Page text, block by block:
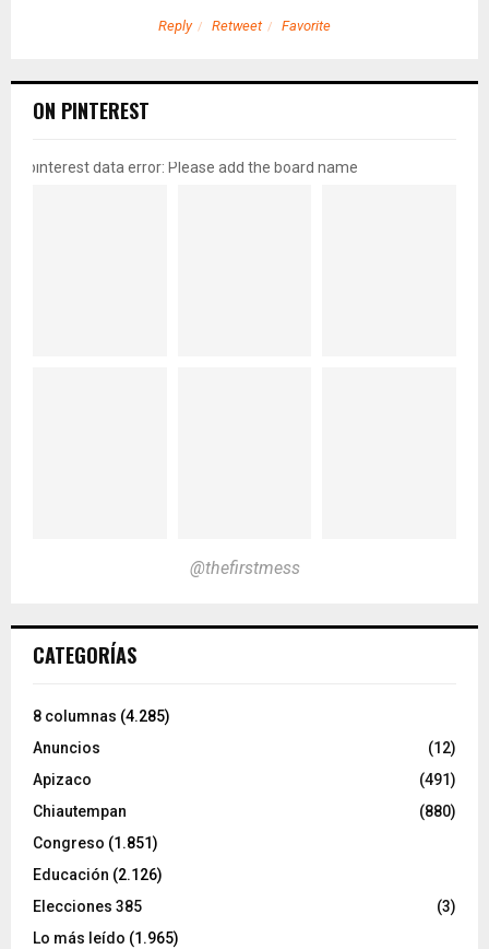
Reply Retweet Favorite
ON PINTEREST
pinterest data error: Please add the board name
@thefirstmess
CATEGORÍAS
8 columnas (4.285)
Anuncios
(12)
Apizaco
(491)
Chiautempan
(880)
Congreso (1.851)
Educación (2.126)
Elecciones 385
(3)
Lo más leído (1.965)